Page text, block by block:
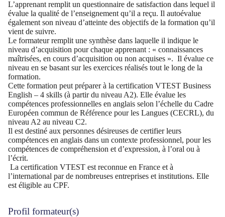
L’apprenant remplit un questionnaire de satisfaction dans lequel il
évalue la qualité de l’enseignement qu’il a reçu. Il autoévalue
également son niveau d’atteinte des objectifs de la formation qu’il
vient de suivre.
Le formateur remplit une synthèse dans laquelle il indique le
niveau d’acquisition pour chaque apprenant : « connaissances
maîtrisées, en cours d’acquisition ou non acquises ». Il évalue ce
niveau en se basant sur les exercices réalisés tout le long de la
formation.
Cette formation peut préparer à la certification VTEST Business
English – 4 skills (à partir du niveau A2). Elle évalue les
compétences professionnelles en anglais selon l’échelle du Cadre
Européen commun de Référence pour les Langues (CECRL), du
niveau A2 au niveau C2.
Il est destiné aux personnes désireuses de certifier leurs
compétences en anglais dans un contexte professionnel, pour les
compétences de compréhension et d’expression, à l’oral ou à
l’écrit.
La certification VTEST est reconnue en France et à
l’international par de nombreuses entreprises et institutions. Elle
est éligible au CPF.
Profil formateur(s)